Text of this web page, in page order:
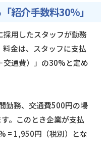
紹介手数料30%」
用したスタッフが勤務
金は、スタッフに支払
通費）」の30%と定め
勤務、交通費500円の場
。このとき企業が支払
= 1,950円（税別）とな